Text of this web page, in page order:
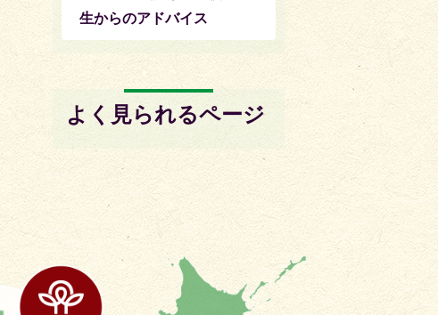
生からのアドバイス
よく見られるページ